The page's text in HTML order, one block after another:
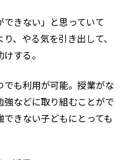
きない」と思っていて
、やる気を引き出して、
する。
も利用が可能。授業がな
などに取り組むことがで
きない子どもにとっても